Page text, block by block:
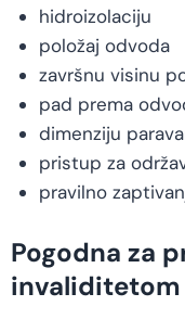
hidroizolaciju
položaj odvoda
završnu visinu
pad prema
dimenziju
pristup za
pravilno
Pogodna za
invaliditetom